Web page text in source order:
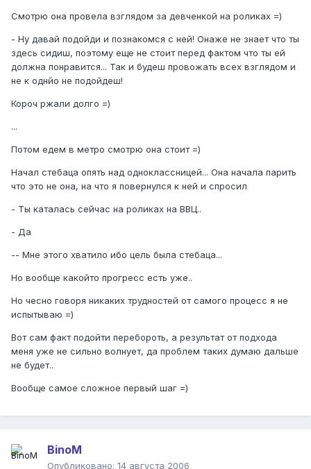
Смотрю она провела взглядом за девченкой на роликах =)
- Ну давай подойди и познакомся с ней! Онаже не знает что ты
здесь сидиш, поэтому еще не стоит перед фактом что ты ей
должна понравится... Так и будеш провожать всех взглядом и
не к однйо не подойдеш!
Короч ржали долго =)
...
Потом едем в метро смотрю она стоит =)
Начал стебаца опять над одноклассницей... Она начала парить
что это не она, на что я повернулся к ней и спросил
- Ты каталась сейчас на роликах на ВВЦ..
- Да
-- Мне этого хватило ибо цель была стебаца...
Но вообще какойто прогресс есть уже..
Но чесно говоря никаких трудностей от самого процесс я не
испытываю =)
Вот сам факт подойти перебороть, а результат от подхода
меня уже не сильно волнует, да проблем таких думаю дальше
не будет..
Вообще самое сложное первый шаг =)
BinoM
Опубликовано: 14 августа 2006